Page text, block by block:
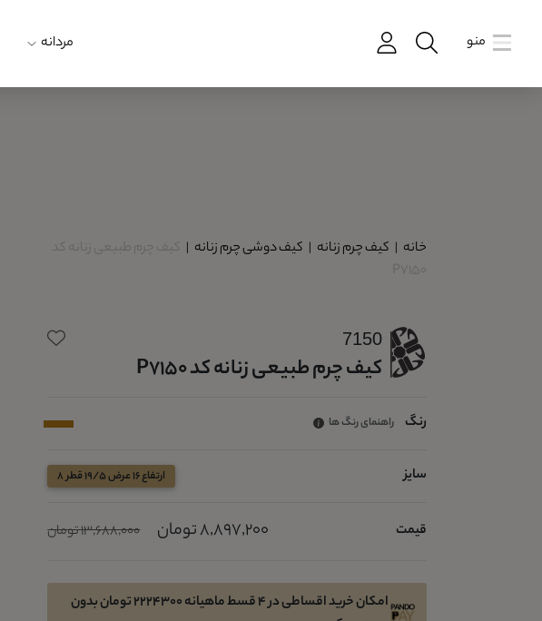
منو مردانه
خانه | کیف چرم زنانه | کیف دوشی چرم زنانه | کیف چرم طبیعی زنانه کد
P7150
7150
کیف چرم طبیعی زنانه کد P7150
رنگ راهنمای رنگ ها
سایز ارتفاع 16 عرض 19/5 قطر 8
قیمت 8,897,200 تومان 13,688,000 تومان
امکان خرید اقساطی در 4 قسط ماهیانه 2224300 تومان بدون